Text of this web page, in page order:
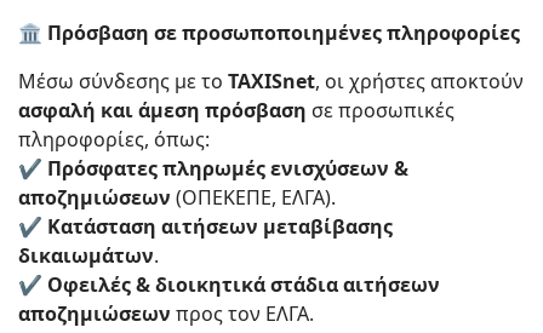
🏛️ Πρόσβαση σε προσωποποιημένες πληροφορίες
Μέσω σύνδεσης με το TAXISnet, οι χρήστες αποκτούν
ασφαλή και άμεση πρόσβαση σε προσωπικές
πληροφορίες, όπως:
✔ Πρόσφατες πληρωμές ενισχύσεων &
αποζημιώσεων (ΟΠΕΚΕΠΕ, ΕΛΓΑ).
✔ Κατάσταση αιτήσεων μεταβίβασης
δικαιωμάτων.
✔ Οφειλές & διοικητικά στάδια αιτήσεων
αποζημιώσεων προς τον ΕΛΓΑ.